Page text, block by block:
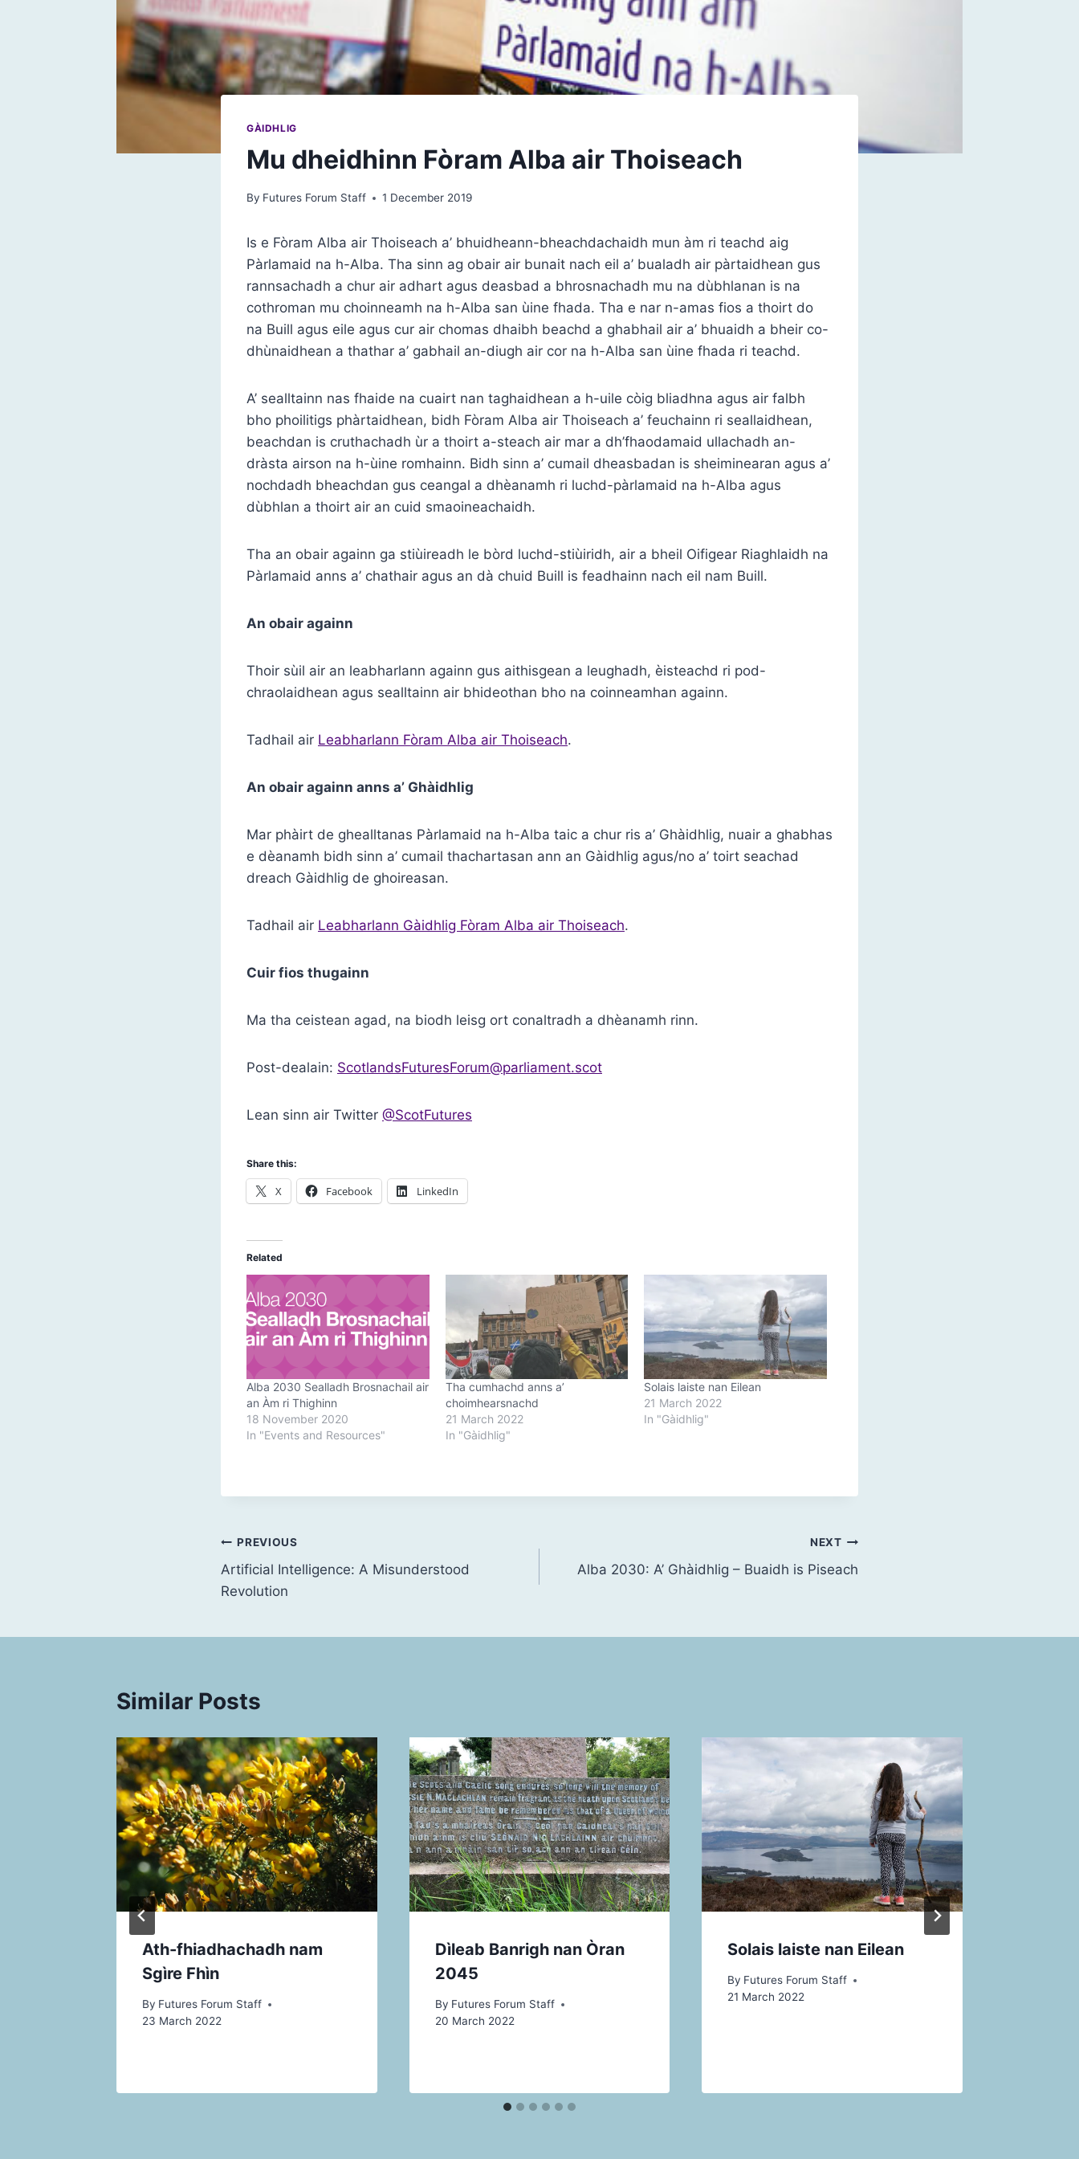
GÀIDHLIG
Mu dheidhinn Fòram Alba air Thoiseach
By Futures Forum Staff 1 December 2019
Is e Fòram Alba air Thoiseach a’ bhuidheann-bheachdachaidh mun àm ri teachd aig
Pàrlamaid na h-Alba. Tha sinn ag obair air bunait nach eil a’ bualadh air pàrtaidhean gus
rannsachadh a chur air adhart agus deasbad a bhrosnachadh mu na dùbhlanan is na
cothroman mu choinneamh na h-Alba san ùine fhada. Tha e nar n-amas fios a thoirt do
na Buill agus eile agus cur air chomas dhaibh beachd a ghabhail air a’ bhuaidh a bheir co-
dhùnaidhean a thathar a’ gabhail an-diugh air cor na h-Alba san ùine fhada ri teachd.
A’ sealltainn nas fhaide na cuairt nan taghaidhean a h-uile còig bliadhna agus air falbh
bho phoilitigs phàrtaidhean, bidh Fòram Alba air Thoiseach a’ feuchainn ri seallaidhean,
beachdan is cruthachadh ùr a thoirt a-steach air mar a dh’fhaodamaid ullachadh an-
dràsta airson na h-ùine romhainn. Bidh sinn a’ cumail dheasbadan is sheiminearan agus a’
nochdadh bheachdan gus ceangal a dhèanamh ri luchd-pàrlamaid na h-Alba agus
dùbhlan a thoirt air an cuid smaoineachaidh.
Tha an obair againn ga stiùireadh le bòrd luchd-stiùiridh, air a bheil Oifigear Riaghlaidh na
Pàrlamaid anns a’ chathair agus an dà chuid Buill is feadhainn nach eil nam Buill.
An obair againn
Thoir sùil air an leabharlann againn gus aithisgean a leughadh, èisteachd ri pod-
chraolaidhean agus sealltainn air bhideothan bho na coinneamhan againn.
Tadhail air Leabharlann Fòram Alba air Thoiseach.
An obair againn anns a’ Ghàidhlig
Mar phàirt de ghealltanas Pàrlamaid na h-Alba taic a chur ris a’ Ghàidhlig, nuair a ghabhas
e dèanamh bidh sinn a’ cumail thachartasan ann an Gàidhlig agus/no a’ toirt seachad
dreach Gàidhlig de ghoireasan.
Tadhail air Leabharlann Gàidhlig Fòram Alba air Thoiseach.
Cuir fios thugainn
Ma tha ceistean agad, na biodh leisg ort conaltradh a dhèanamh rinn.
Post-dealain: ScotlandsFuturesForum@parliament.scot
Lean sinn air Twitter @ScotFutures
Share this:
X Facebook LinkedIn
Related
Alba 2030 Sealladh Brosnachail air
an Àm ri Thighinn
18 November 2020
In "Events and Resources"
Tha cumhachd anns a’
choimhearsnachd
21 March 2022
In "Gàidhlig"
Solais laiste nan Eilean
21 March 2022
In "Gàidhlig"
Post
navigation
PREVIOUS
Artificial Intelligence: A Misunderstood
Revolution
NEXT
Alba 2030: A’ Ghàidhlig – Buaidh is Piseach
Similar Posts
Ath-fhiadhachadh nam
Sgìre Fhìn
By Futures Forum Staff
23 March 2022
Dìleab Banrigh nan Òran
2045
By Futures Forum Staff
20 March 2022
Solais laiste nan Eilean
By Futures Forum Staff
21 March 2022